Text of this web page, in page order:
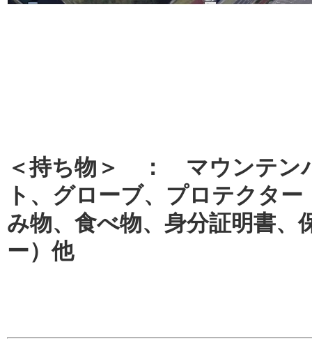
＜持ち物＞ ： マウンテン
ト、グローブ、プロテクタ
み物、食べ物、身分証明書、
ー）他